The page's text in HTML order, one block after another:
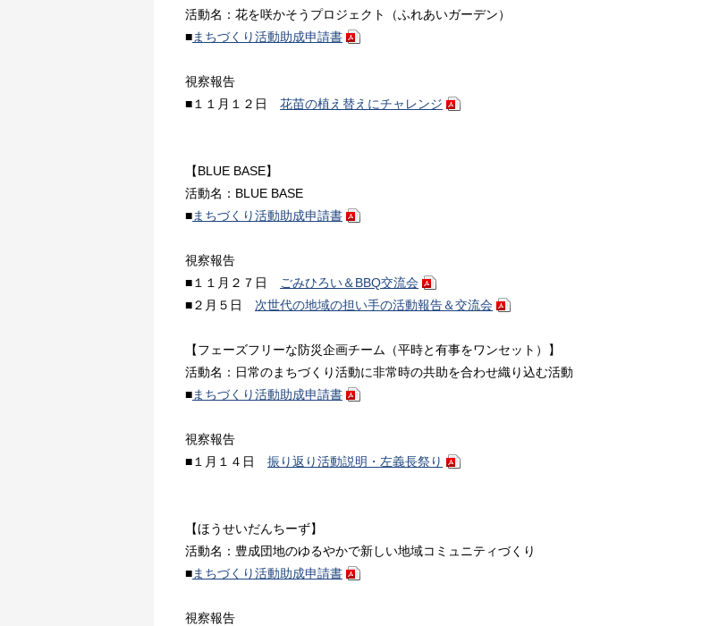
活動名：花を咲かそうプロジェクト（ふれあいガーデン）
■まちづくり活動助成申請書
視察報告
■１１月１２日 花苗の植え替えにチャレンジ
【BLUE BASE】
活動名：BLUE BASE
■まちづくり活動助成申請書
視察報告
■１１月２７日
ごみひろい＆BBQ交流会
■２月５日 次世代の地域の担い手の活動報告＆交流会
【フェーズフリーな防災企画チーム（平時と有事をワンセット）】
活動名：日常のまちづくり活動に非常時の共助を合わせ織り込む活動
■まちづくり活動助成申請書
視察報告
■１月１４日 振り返り活動説明・左義長祭り
【ほうせいだんちーず】
活動名：豊成団地のゆるやかで新しい地域コミュニティづくり
■まちづくり活動助成申請書
視察報告